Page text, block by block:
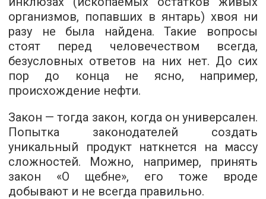
организмов, попавших в янтарь) хвоя ни
разу не была найдена. Такие вопросы
стоят перед человечеством всегда,
безусловных ответов на них нет. До сих
пор до конца не ясно, например,
происхождение нефти.
Закон — тогда закон, когда он универсален.
Попытка законодателей создать
уникальный продукт наткнется на массу
сложностей. Можно, например, принять
закон «О щебне», его тоже вроде
добывают и не всегда правильно.